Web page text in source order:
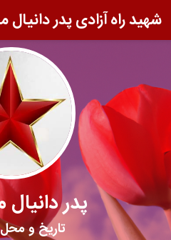
شهید راه آزادی پدر
پدر
تاریخ و